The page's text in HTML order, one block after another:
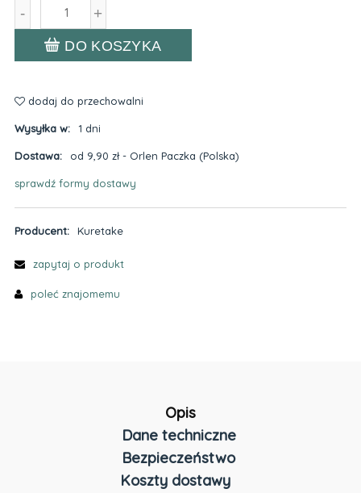
- +
DO KOSZYKA
dodaj do przechowalni
Wysyłka w: 1 dni
Dostawa: od 9,90 zł - Orlen Paczka (Polska)
Cena nie zawiera ewentualnych kosztów płatności
sprawdź formy dostawy
Producent: Kuretake
zapytaj o produkt
poleć znajomemu
Opis
Dane techniczne
Bezpieczeństwo
Koszty dostawy